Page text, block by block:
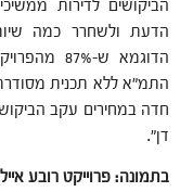
הביקושים לדירות
הדעת ולשחרר כמה
הדוגמא
התמ"א ללא תכנית מסודרת
חדה במחירים עקב
דן".
בתמונה: פרוייקט רובע